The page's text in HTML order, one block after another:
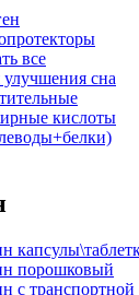
все
сна
кислоты
порошковый
с транспортной